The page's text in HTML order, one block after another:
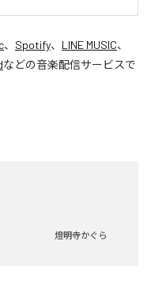
、 Spotify、 LINE MUSIC、
などの音楽配信サービスで
燈明寺かぐら